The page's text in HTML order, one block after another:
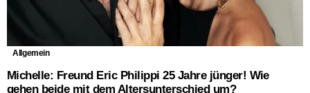
Allgemein
Michelle: Freund Eric Philippi 25 Jahre jünger! Wie
gehen beide mit dem Altersunterschied um?